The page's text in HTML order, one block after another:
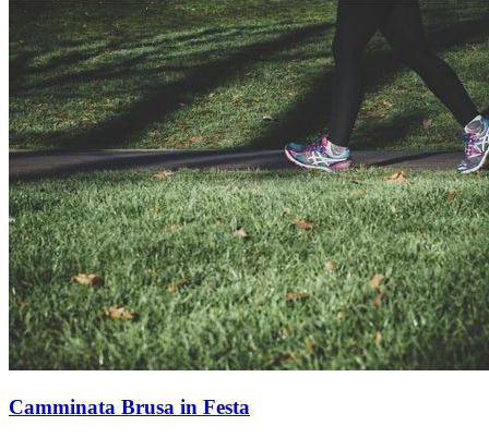
Camminata Brusa in Festa